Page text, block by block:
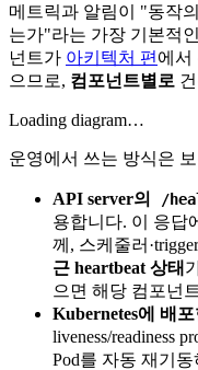
메트릭과 알림이 "동작
는가"라는 가장 기본적
넌트가 아키텍처 편 에서
으므로, 컴포넌트별로
Loading diagram…
운영에서 쓰는 방식은
API server의 /
용합니다. 이 응답
께, 스케줄러
근 heartbeat 상태
으면 해당 컴포넌
Kubernetes에 배포
liveness/readiness
Pod를 자동 재기